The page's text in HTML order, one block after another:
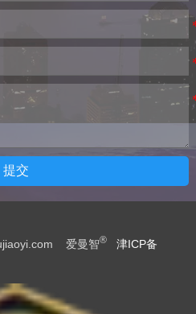
提交
爱曼智®
津ICP备